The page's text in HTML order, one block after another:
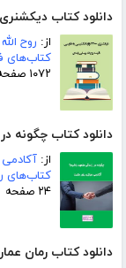
دانلود کتاب دیکشنری 33000 واژه انگلیسی به فارسی
از: روح
کتاب‌های
۱۰۷۲ صفحه
دانلود کتاب چگونه
از:
کتاب‌های
۲۴ صفحه
دانلود کتاب رمان